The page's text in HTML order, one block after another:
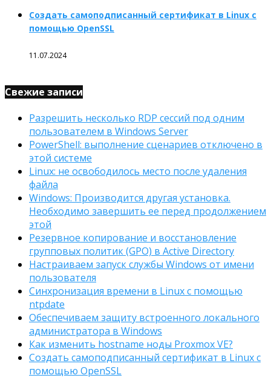
Создать самоподписанный сертификат в Linux с
помощью OpenSSL
11.07.2024
Свежие записи
Разрешить несколько RDP сессий под одним
пользователем в Windows Server
PowerShell: выполнение сценариев отключено в
этой системе
Linux: не освободилось место после удаления
файла
Windows: Производится другая установка.
Необходимо завершить ее перед продолжением
этой
Резервное копирование и восстановление
групповых политик (GPO) в Active Directory
Настраиваем запуск службы Windows от имени
пользователя
Синхронизация времени в Linux с помощью
ntpdate
Обеспечиваем защиту встроенного локального
администратора в Windows
Как изменить hostname ноды Proxmox VE?
Создать самоподписанный сертификат в Linux с
помощью OpenSSL